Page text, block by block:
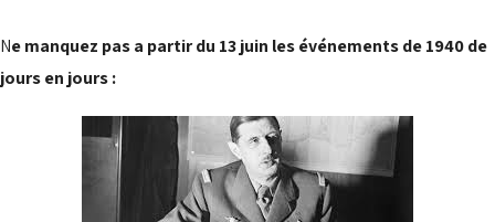
Ne manquez pas a partir du 13 juin les événements de 1940 de
jours en jours :